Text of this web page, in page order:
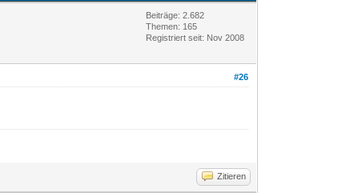
Beiträge: 2.682
Themen: 165
Registriert seit: Nov 2008
#26
Zitieren